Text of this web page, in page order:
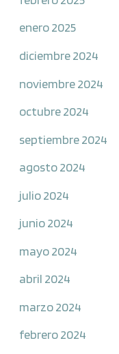
enero 2025
diciembre 2024
noviembre 2024
octubre 2024
septiembre 2024
agosto 2024
julio 2024
junio 2024
mayo 2024
abril 2024
marzo 2024
febrero 2024